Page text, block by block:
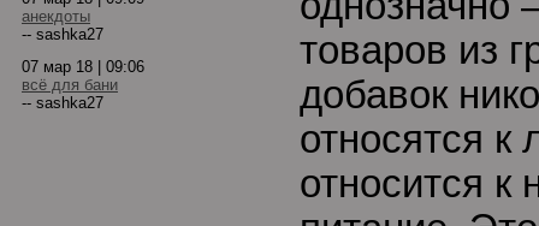
анекдоты
-- sashka27
07 мар 18 | 09:06
всё для бани
-- sashka27
товаров из
добавок
относятся к
относится к